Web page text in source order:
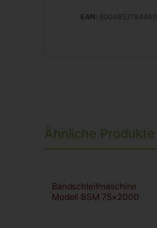
EAN: 9004853784460
Ähnliche Produkte
Bandschleifmaschine
Modell BSM 75×2000